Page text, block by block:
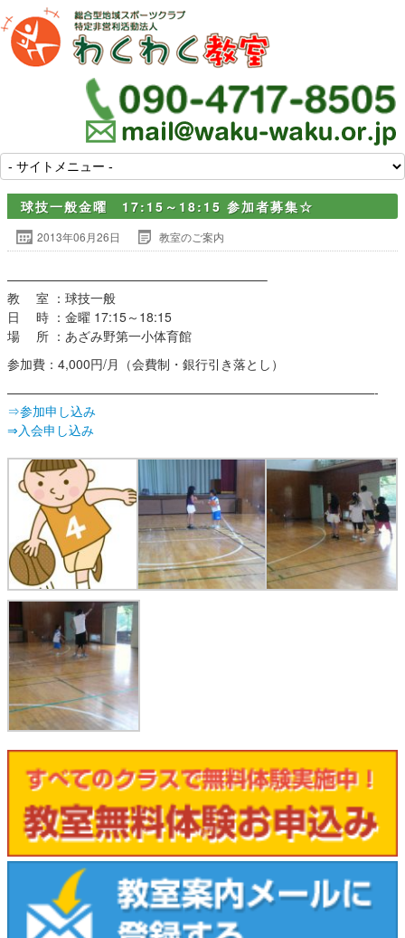
球技一般金曜 17:15～18:15 参加者募集☆
2013年06月26日 教室のご案内
————————————————————–
教 室 ：球技一般
日 時 ：金曜 17:15～18:15
場 所 ：あざみ野第一小体育館
参加費：4,000円/月（会費制・銀行引き落とし）
—————————————————————————————-
⇒参加申し込み
⇒入会申し込み